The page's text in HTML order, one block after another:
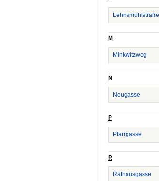
Lehnsmühlstraße
M
Minkwitzweg
N
Neugasse
P
Pfarrgasse
R
Rathausgasse